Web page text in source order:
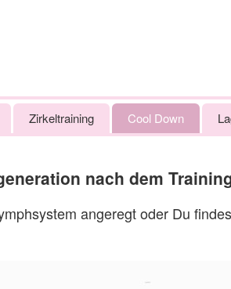
Zirkeltraining Cool Down
nach dem
angeregt oder Du